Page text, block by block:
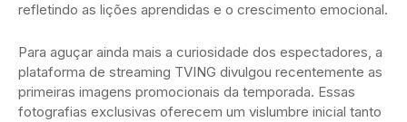
refletindo as lições aprendidas e o crescimento emocional.
Para aguçar ainda mais a curiosidade dos espectadores, a
plataforma de streaming TVING divulgou recentemente as
primeiras imagens promocionais da temporada. Essas
fotografias exclusivas oferecem um vislumbre inicial tanto